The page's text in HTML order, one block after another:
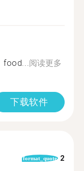
food...阅读更多
下载软件
format_quote 2